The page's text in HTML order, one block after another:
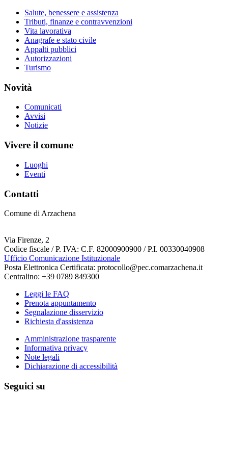
Salute, benessere e assistenza
Tributi, finanze e contravvenzioni
Vita lavorativa
Anagrafe e stato civile
Appalti pubblici
Autorizzazioni
Turismo
Novità
Comunicati
Avvisi
Notizie
Vivere il comune
Luoghi
Eventi
Contatti
Comune di Arzachena
Via Firenze, 2
Codice fiscale / P. IVA: C.F. 82000900900 / P.I. 00330040908
Ufficio Comunicazione Istituzionale
Posta Elettronica Certificata: protocollo@pec.comarzachena.it
Centralino: +39 0789 849300
Leggi le FAQ
Prenota appuntamento
Segnalazione disservizio
Richiesta d'assistenza
Amministrazione trasparente
Informativa privacy
Note legali
Dichiarazione di accessibilità
Seguici su